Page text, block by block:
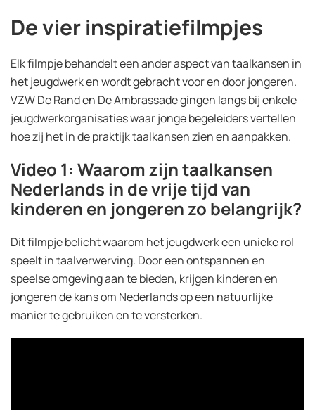
De vier inspiratiefilmpjes
Elk filmpje behandelt een ander aspect van taalkansen in
het jeugdwerk en wordt gebracht voor en door jongeren.
VZW De Rand en De Ambrassade gingen langs bij enkele
jeugdwerkorganisaties waar jonge begeleiders vertellen
hoe zij het in de praktijk taalkansen zien en aanpakken.
Video 1: Waarom zijn taalkansen
Nederlands in de vrije tijd van
kinderen en jongeren zo belangrijk?
Dit filmpje belicht waarom het jeugdwerk een unieke rol
speelt in taalverwerving. Door een ontspannen en
speelse omgeving aan te bieden, krijgen kinderen en
jongeren de kans om Nederlands op een natuurlijke
manier te gebruiken en te versterken.